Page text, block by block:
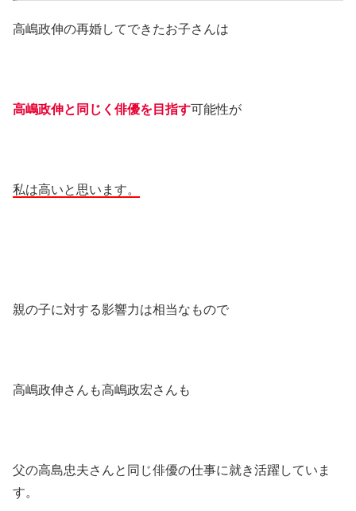
高嶋政伸の再婚してできたお子さんは
高嶋政伸と同じく俳優を目指す可能性が
私は高いと思います。
親の子に対する影響力は相当なもので
高嶋政伸さんも高嶋政宏さんも
父の高島忠夫さんと同じ俳優の仕事に就き活躍していま
す。